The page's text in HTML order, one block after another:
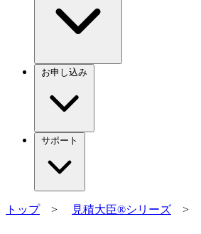
お申し込み
サポート
トップ> 見積大臣®シリーズ >